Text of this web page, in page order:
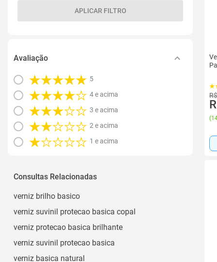
APLICAR FILTRO
Avaliação
5
4 e acima
3 e acima
2 e acima
1 e acima
Consultas Relacionadas
verniz brilho basico
verniz suvinil protecao basica copal
verniz protecao basica brilhante
verniz suvinil protecao basica
verniz basica natural
(